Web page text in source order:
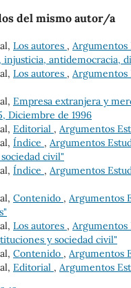
del mismo autor/a
Los autores , Argumentos
injusticia, antidemocracia,
Los autores , Argumentos
Empresa extranjera y
Diciembre de 1996
Editorial , Argumentos
Índice , Argumentos
civil"
Índice , Argumentos
Contenido , Argumentos
Los autores , Argumentos
y sociedad civil"
Contenido , Argumentos
Editorial , Argumentos